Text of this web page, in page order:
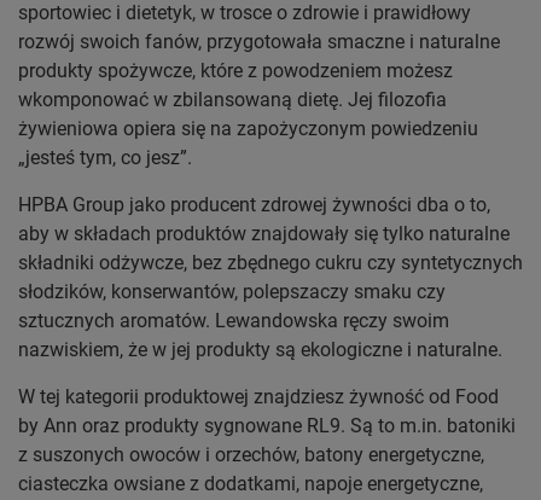
sportowiec i dietetyk, w trosce o zdrowie i prawidłowy
rozwój swoich fanów, przygotowała smaczne i naturalne
produkty spożywcze, które z powodzeniem możesz
wkomponować w zbilansowaną dietę. Jej filozofia
żywieniowa opiera się na zapożyczonym powiedzeniu
„jesteś tym, co jesz”.
HPBA Group jako producent zdrowej żywności dba o to,
aby w składach produktów znajdowały się tylko naturalne
składniki odżywcze, bez zbędnego cukru czy syntetycznych
słodzików, konserwantów, polepszaczy smaku czy
sztucznych aromatów. Lewandowska ręczy swoim
nazwiskiem, że w jej produkty są ekologiczne i naturalne.
W tej kategorii produktowej znajdziesz żywność od Food
by Ann oraz produkty sygnowane RL9. Są to m.in. batoniki
z suszonych owoców i orzechów, batony energetyczne,
ciasteczka owsiane z dodatkami, napoje energetyczne,